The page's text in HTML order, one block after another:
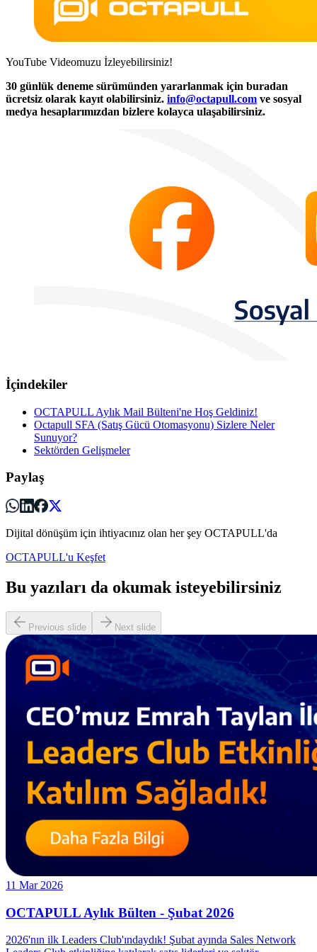
YouTube Videomuzu İzleyebilirsiniz!
30 günlük deneme sürümünden yararlanmak için buradan
ücretsiz olarak kayıt olabilirsiniz. info@octapull.com ve sosyal
medya hesaplarımızdan bizlere kolayca ulaşabilirsiniz.
İçindekiler
OCTAPULL Aylık Mail Bülteni'ne Hoş Geldiniz!
Octapull SFA (Satış Gücü Otomasyonu) Sizlere Neler
Sunuyor?
Sektörden Gelişmeler
Paylaş
Dijital dönüşüm için ihtiyacınız olan her şey OCTAPULL'da
OCTAPULL'u Keşfet
Bu yazıları da okumak isteyebilirsiniz
Previous slide Next slide
11 Mar 2026
OCTAPULL Aylık Bülten - Şubat 2026
2026'nın ilk Leaders Club'ındaydık! Şubat ayında Sales Network